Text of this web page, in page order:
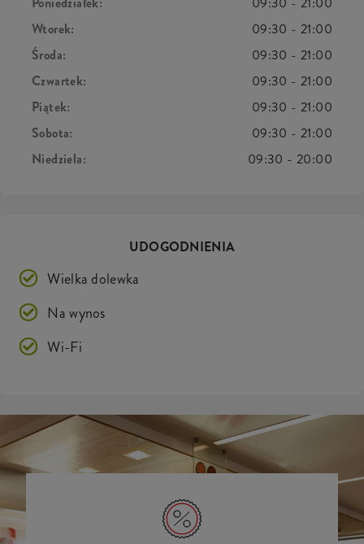
Wtorek:
09:30 - 21:00
Środa:
09:30 - 21:00
Czwartek:
09:30 - 21:00
Piątek:
09:30 - 21:00
Sobota:
09:30 - 21:00
Niedziela:
09:30 - 20:00
UDOGODNIENIA
Wielka dolewka
Na wynos
Wi-Fi